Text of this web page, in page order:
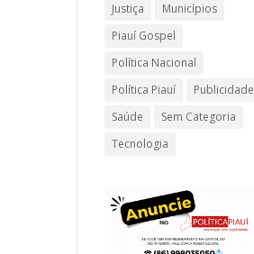
Justiça
Municípios
Piauí Gospel
Política Nacional
Política Piauí
Publicidade
Saúde
Sem Categoria
Tecnologia